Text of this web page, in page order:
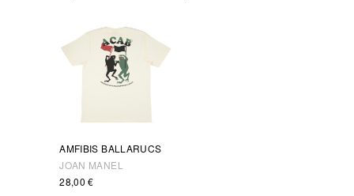
AMFIBIS BALLARUCS
JOAN MANEL
28,00€